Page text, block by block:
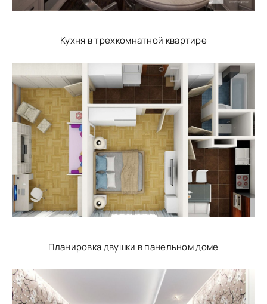
Кухня в трехкомнатной квартире
Планировка двушки в панельном доме